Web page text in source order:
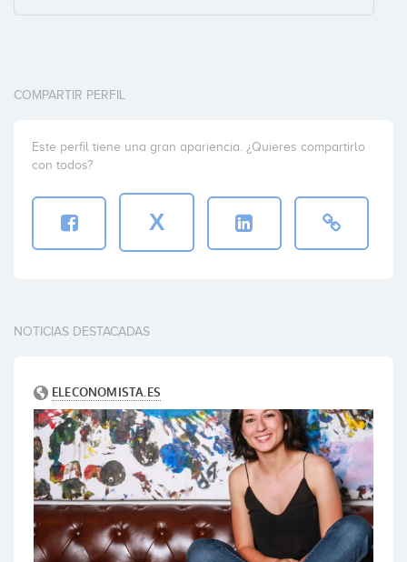
COMPARTIR PERFIL
Este perfil tiene una gran apariencia. ¿Quieres compartirlo
con todos?
X
NOTICIAS DESTACADAS